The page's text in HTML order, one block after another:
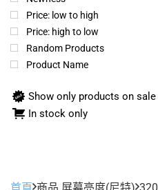
Price: low to high
Price: high to low
Random Products
Product Name
Show only products on sale
In stock only